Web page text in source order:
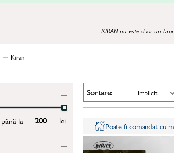
KIRAN nu este doar un
Kiran
până la lei
Sortare: Implicit
Poate fi comandat cu